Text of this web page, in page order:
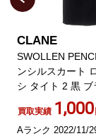
CLANE
SWOLLEN
ンシルスカート
シ タイト 2 黒 ブ
買取実績 1,000
Aランク 2022/11/